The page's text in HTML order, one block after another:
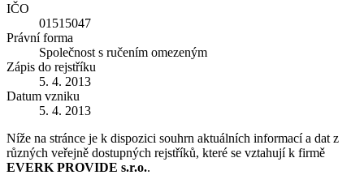
IČO
01515047
Právní forma
Společnost s ručením omezeným
Zápis do rejstříku
5. 4. 2013
Datum vzniku
5. 4. 2013
Níže na stránce je k dispozici souhrn aktuálních informací a dat z
různých veřejně dostupných rejstříků, které se vztahují k firmě
EVERK PROVIDE s.r.o..